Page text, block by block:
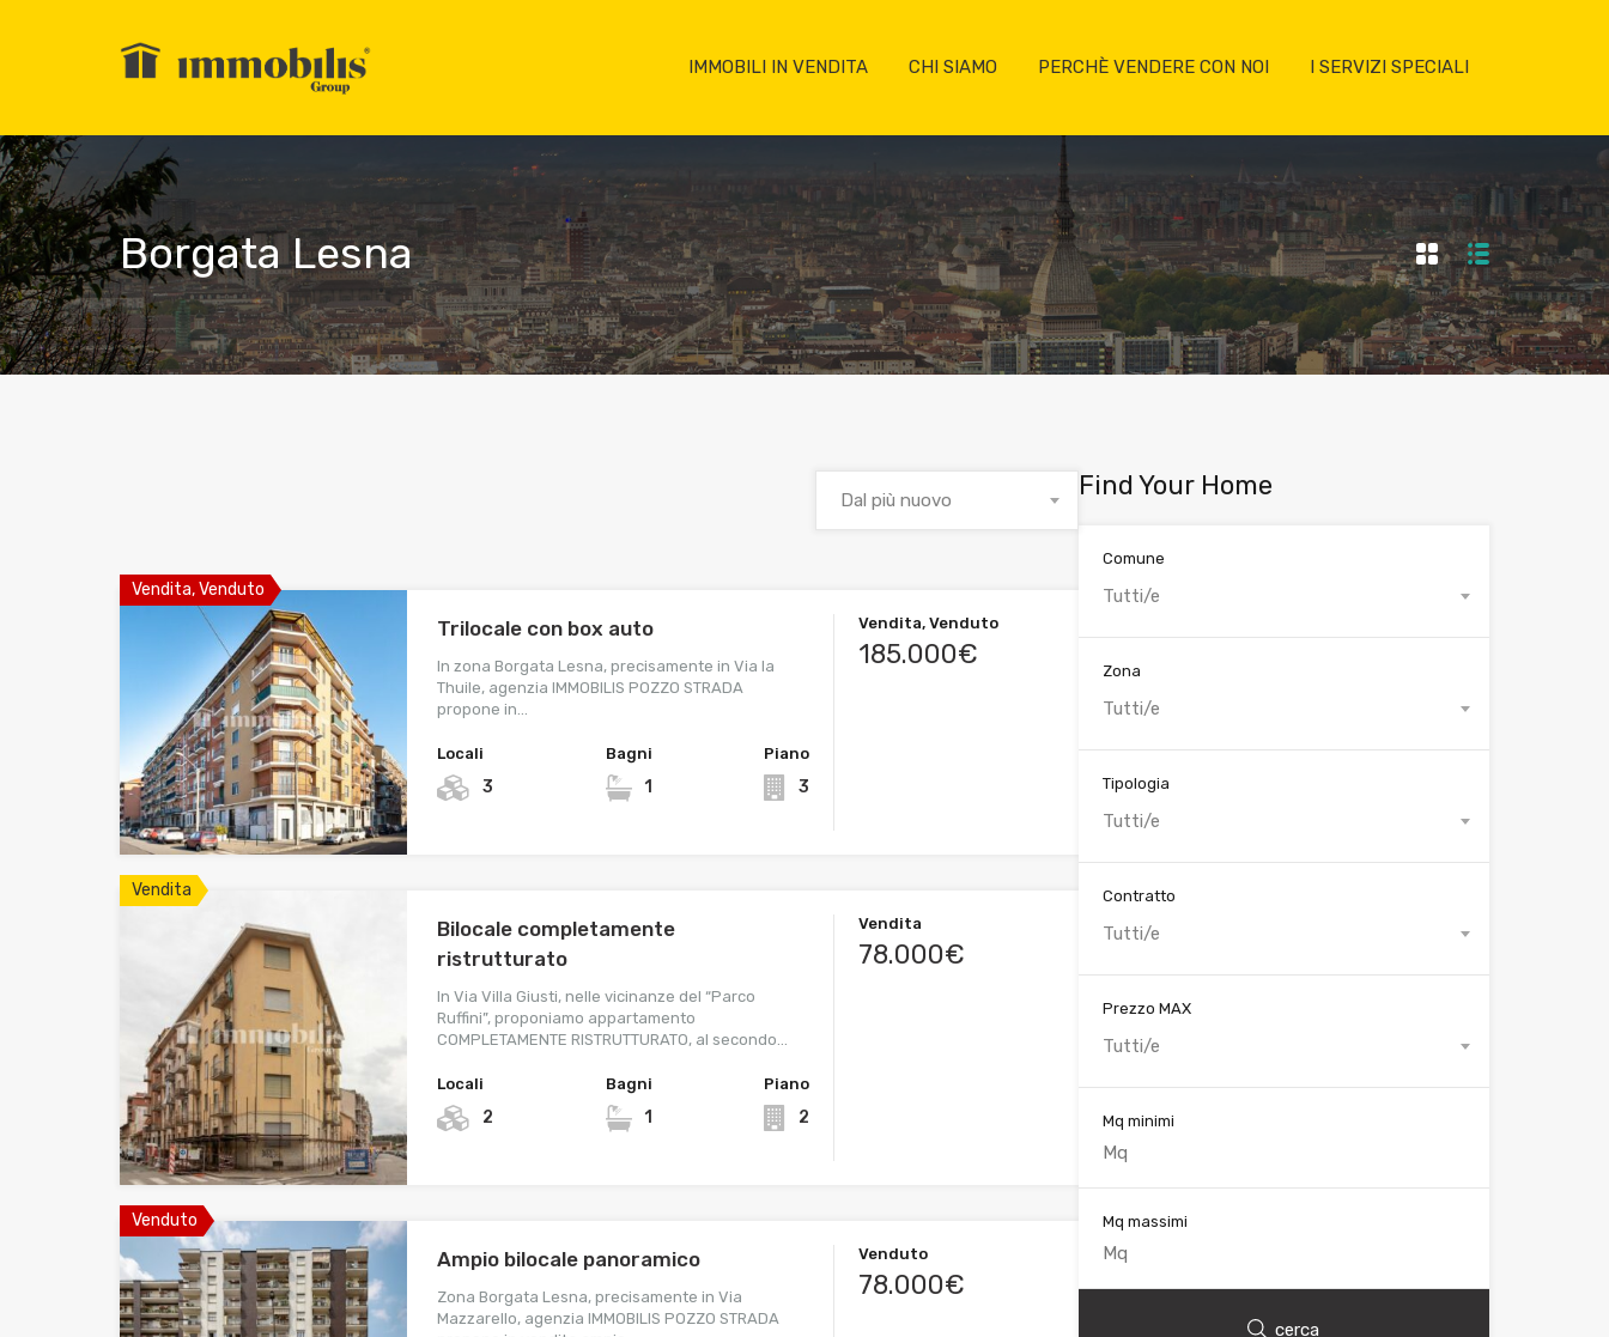
IMMOBILI IN VENDITA CHI SIAMO PERCHÈ VENDERE CON NOI I SERVIZI SPECIALI
Borgata Lesna
Dal più nuovo
Vendita, Venduto
Trilocale con box auto
In zona Borgata Lesna, precisamente in Via la
Thuile, agenzia IMMOBILIS POZZO STRADA
propone in…
Locali
3
Bagni
1
Piano
3
Vendita, Venduto
185.000€
Vendita
Bilocale completamente
ristrutturato
In Via Villa Giusti, nelle vicinanze del “Parco
Ruffini”, proponiamo appartamento
COMPLETAMENTE RISTRUTTURATO, al secondo…
Locali
2
Bagni
1
Piano
2
Vendita
78.000€
Venduto
Ampio bilocale panoramico
Zona Borgata Lesna, precisamente in Via
Mazzarello, agenzia IMMOBILIS POZZO STRADA
Venduto
78.000€
Find Your Home
Comune
Tutti/e
Zona
Tutti/e
Tipologia
Tutti/e
Contratto
Tutti/e
Prezzo MAX
Tutti/e
Mq minimi
Mq massimi
cerca